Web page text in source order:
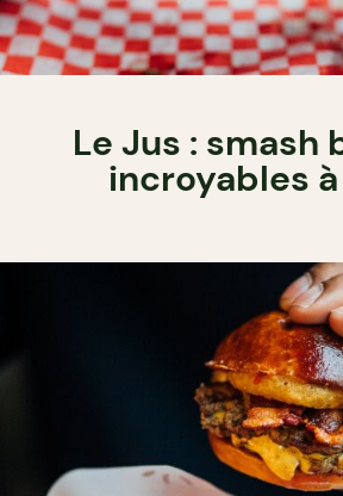
Le Jus : smash
incroyables à